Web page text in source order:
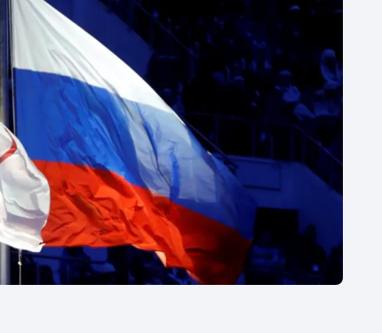
Moderní pětiboj
Motorsport
Olympijské hry
Parasport
Plavání
Plážový volejbal
Triatlon
Veslování
Vodní slalom
Volejbal